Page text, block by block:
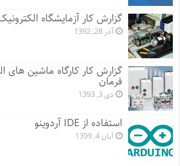
گزارش کار آزمایشگاه
آذر 28, 1392
گزارش کار کارگاه ماشین های
فرمان
دی 3, 1393
استفاده از IDE آردوینو
آبان 4, 1399